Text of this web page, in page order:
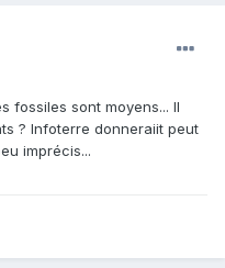
fossiles sont moyens... Il
? Infoterre donneraiit peut
imprécis...